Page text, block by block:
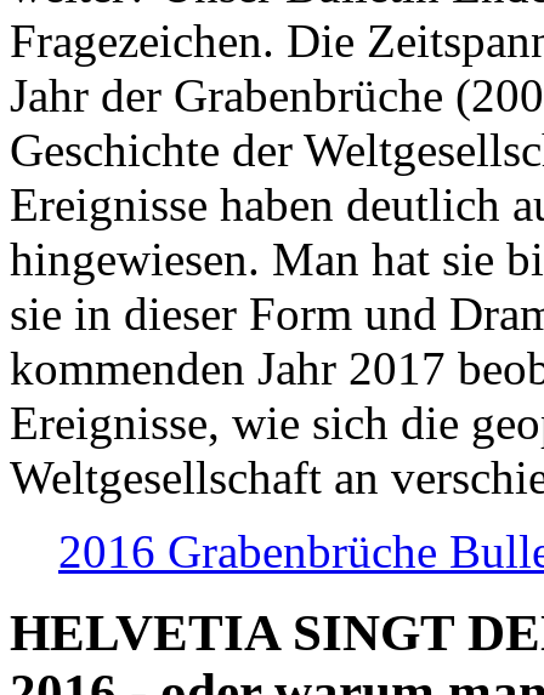
Fragezeichen. Die
Jahr der Grabenbrüche
Geschichte der
Ereignisse haben deutlich
hingewiesen. Man hat sie
sie in dieser Form und
kommenden Jahr 2017
Ereignisse, wie sich die
Weltgesellschaft an
2016 Grabenbrüche
HELVETIA SINGT